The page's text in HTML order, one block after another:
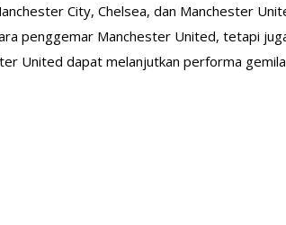
City, Chelsea, dan Manchester
penggemar Manchester United, tetapi
United dapat melanjutkan performa